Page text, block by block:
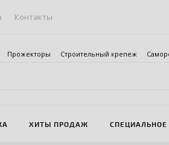
Контакты
Прожекторы Строительный крепеж
ХИТЫ ПРОДАЖ